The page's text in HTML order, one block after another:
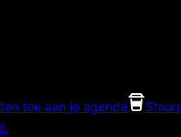
toe aan je agenda
Steun